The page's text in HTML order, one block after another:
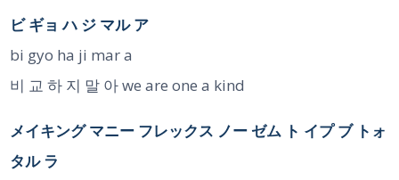
ビ ギョ ハ ジ マル ア
bi gyo ha ji mar a
비 교 하 지 말 아 we are one a kind
メイキング マニー フレックス ノー ゼム ト イプ ブ トォ
タル ラ